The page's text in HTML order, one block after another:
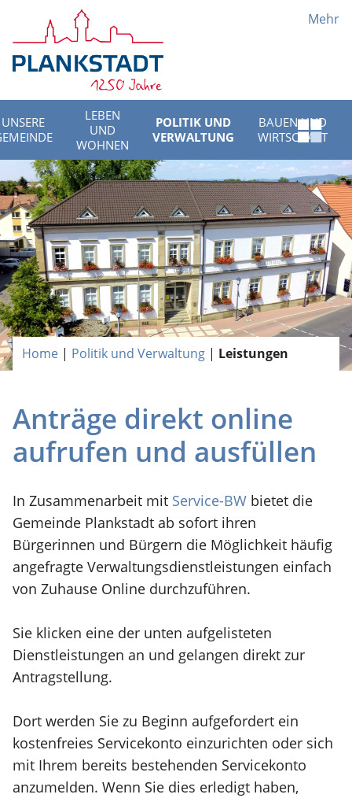
Mehr
UNSERE
LEBEN
UND
WOHNEN
POLITIK UND
VERWALTUNG
BAUEN UND
WIRTSCHAFT
Menü
öffnen
Home | Politik und Verwaltung | Leistungen
Anträge direkt online
aufrufen und ausfüllen
In Zusammenarbeit mit Service-BW bietet die
Gemeinde Plankstadt ab sofort ihren
Bürgerinnen und Bürgern die Möglichkeit häufig
angefragte Verwaltungsdienstleistungen einfach
von Zuhause Online durchzuführen.
Sie klicken eine der unten aufgelisteten
Dienstleistungen an und gelangen direkt zur
Antragstellung.
Dort werden Sie zu Beginn aufgefordert ein
kostenfreies Servicekonto einzurichten oder sich
mit Ihrem bereits bestehenden Servicekonto
anzumelden. Wenn Sie dies erledigt haben,